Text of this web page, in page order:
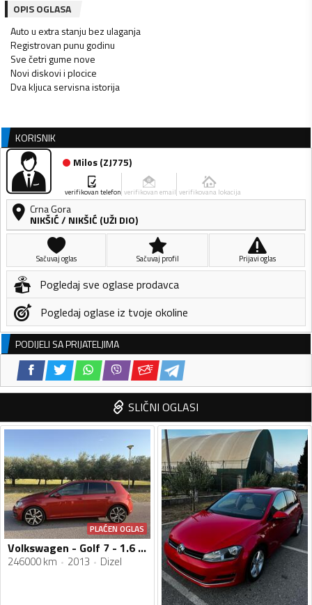
OPIS OGLASA
Auto u extra stanju bez ulaganja
Registrovan punu godinu
Sve četri gume nove
Novi diskovi i plocice
Dva kljuca servisna istorija
KORISNIK
Milos(ZJ775)
verifikovan telefon verifikovan email verifikovana lokacija
Crna Gora
NIKŠIĆ/ NIKŠIĆ (UŽI DIO)
Sačuvaj oglas Sačuvaj profil Prijavi oglas
Pogledaj sve oglase prodavca
Pogledaj oglase iz tvoje okoline
PODIJELI SA PRIJATELJIMA
SLIČNI OGLASI
PLAĆEN OGLAS
Volkswagen - Golf 7 - 1.6 TDI
246000 km 2013 Dizel